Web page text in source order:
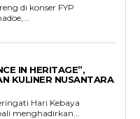
di konser FYP
IN HERITAGE”,
KULINER NUSANTARA
Hari Kebaya
menghadirkan...